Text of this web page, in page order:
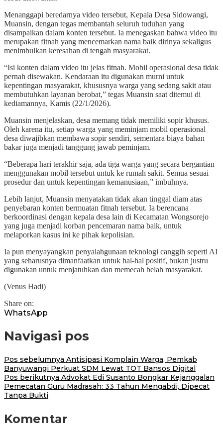
Menanggapi beredarnya video tersebut, Kepala Desa Sidowangi,
Muansin, dengan tegas membantah seluruh tuduhan yang
disampaikan dalam konten tersebut. Ia menegaskan bahwa video itu
merupakan fitnah yang mencemarkan nama baik dirinya sekaligus
menimbulkan keresahan di tengah masyarakat.
“Isi konten dalam video itu jelas fitnah. Mobil operasional desa tidak
pernah disewakan. Kendaraan itu digunakan murni untuk
kepentingan masyarakat, khususnya warga yang sedang sakit atau
membutuhkan layanan berobat,” tegas Muansin saat ditemui di
kediamannya, Kamis (22/1/2026).
Muansin menjelaskan, desa memang tidak memiliki sopir khusus.
Oleh karena itu, setiap warga yang meminjam mobil operasional
desa diwajibkan membawa sopir sendiri, sementara biaya bahan
bakar juga menjadi tanggung jawab peminjam.
“Beberapa hari terakhir saja, ada tiga warga yang secara bergantian
menggunakan mobil tersebut untuk ke rumah sakit. Semua sesuai
prosedur dan untuk kepentingan kemanusiaan,” imbuhnya.
Lebih lanjut, Muansin menyatakan tidak akan tinggal diam atas
penyebaran konten bermuatan fitnah tersebut. Ia berencana
berkoordinasi dengan kepala desa lain di Kecamatan Wongsorejo
yang juga menjadi korban pencemaran nama baik, untuk
melaporkan kasus ini ke pihak kepolisian.
Ia pun menyayangkan penyalahgunaan teknologi canggih seperti AI
yang seharusnya dimanfaatkan untuk hal-hal positif, bukan justru
digunakan untuk menjatuhkan dan memecah belah masyarakat.
(Venus Hadi)
Share on:
WhatsApp
Navigasi pos
Pos sebelumnya Antisipasi Komplain Warga, Pemkab
Banyuwangi Perkuat SDM Lewat TOT Bansos Digital
Pos berikutnya Advokat Edi Susanto Bongkar Kejanggalan
Pemecatan Guru Madrasah: 33 Tahun Mengabdi, Dipecat
Tanpa Bukti
Komentar